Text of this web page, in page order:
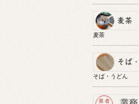
麦茶
そば・うどん